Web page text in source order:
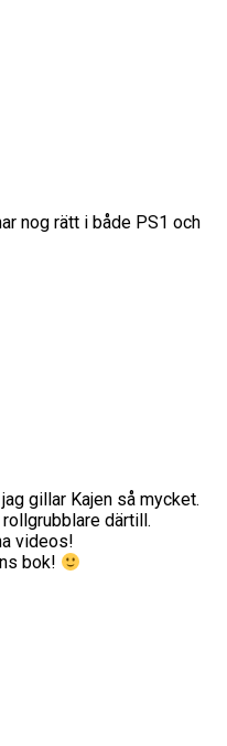
nog rätt i både PS1 och
gillar Kajen så mycket.
därtill.
videos!
bok!